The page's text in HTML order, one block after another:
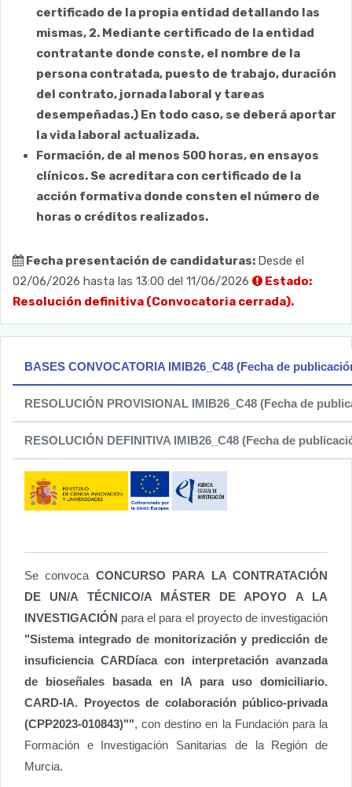
certificado de la propia entidad detallando las
mismas, 2. Mediante certificado de la entidad
contratante donde conste, el nombre de la
persona contratada, puesto de trabajo, duración
del contrato, jornada laboral y tareas
desempeñadas.) En todo caso, se deberá aportar
la vida laboral actualizada.
Formación, de al menos 500 horas, en ensayos
clínicos. Se acreditara con certificado de la
acción formativa donde consten el número de
horas o créditos realizados.
Fecha presentación de candidaturas: Desde el
02/06/2026 hasta las 13:00 del 11/06/2026
Estado:
Resolución definitiva (Convocatoria cerrada).
BASES CONVOCATORIA IMIB26_C48 (Fecha de
RESOLUCIÓN PROVISIONAL IMIB26_C48 (Fecha de
RESOLUCIÓN DEFINITIVA IMIB26_C48 (Fecha de
Se convoca CONCURSO PARA LA CONTRATACIÓN
DE UN/A TÉCNICO/A MÁSTER DE APOYO A LA
INVESTIGACIÓN para el para el proyecto de investigación
"Sistema integrado de monitorización y predicción de
insuficiencia CARDíaca con interpretación avanzada
de bioseñales basada en IA para uso domiciliario.
CARD-IA. Proyectos de colaboración público-privada
(CPP2023-010843)"", con destino en la Fundación para la
Formación e Investigación Sanitarias de la Región de
Murcia.